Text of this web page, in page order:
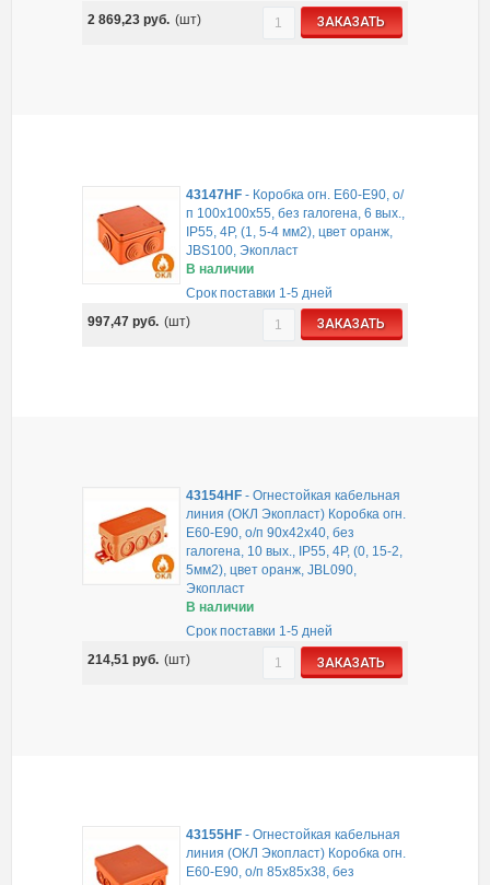
2 869,23руб. (шт) ЗАКАЗАТЬ
43147HF - Коробка огн. E60-E90, о/
п 100х100х55, без галогена, 6 вых.,
IP55, 4P, (1, 5-4 мм2), цвет оранж,
JBS100, Экопласт
В наличии
Срок поставки 1-5 дней
997,47руб. (шт) ЗАКАЗАТЬ
43154HF -Огнестойкая кабельная
линия (ОКЛ Экопласт) Коробка огн.
E60-E90, о/п 90х42х40, без
галогена, 10 вых., IP55, 4P, (0, 15-2,
5мм2), цвет оранж, JBL090,
Экопласт
В наличии
Срок поставки 1-5 дней
214,51руб. (шт) ЗАКАЗАТЬ
43155HF -Огнестойкая кабельная
линия (ОКЛ Экопласт) Коробка огн.
E60-E90, о/п 85х85х38, без